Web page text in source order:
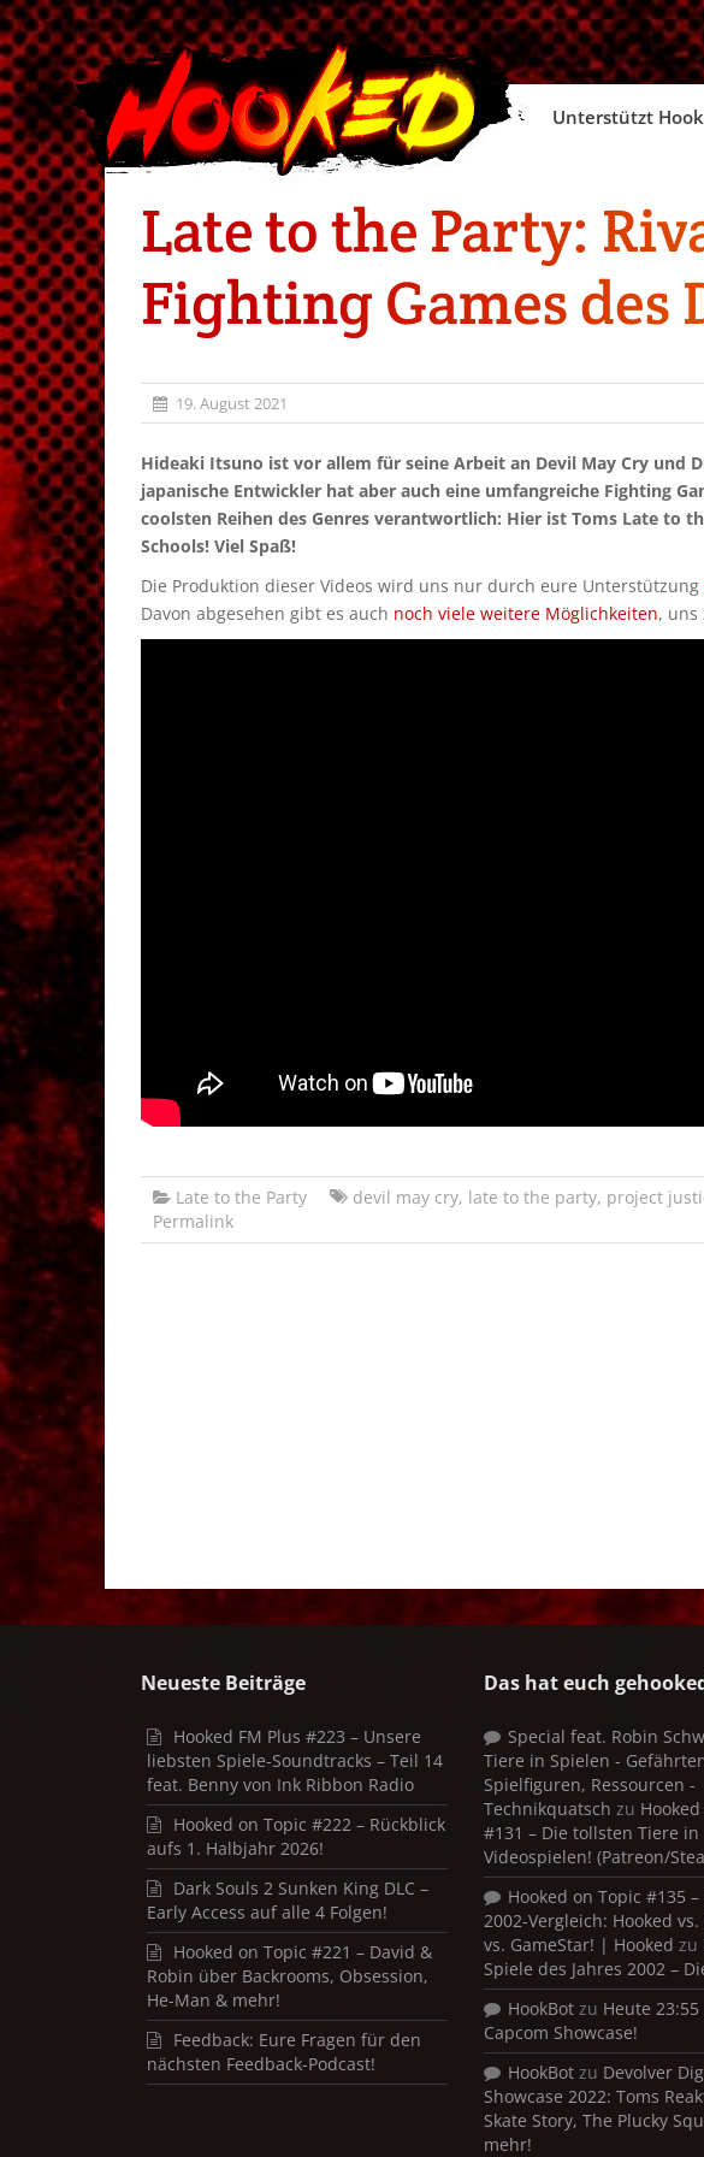
Skip
Unterstützt
Late to the Party:
Fighting Games des
19. August 2021
Hideaki Itsuno ist vor allem für seine Arbeit an Devil May Cry und
japanische Entwickler hat aber auch eine umfangreiche Fighting
coolsten Reihen des Genres verantwortlich: Hier ist Toms Late to
Schools! Viel Spaß!
Die Produktion dieser Videos wird uns nur durch eure Unterstützung
Davon abgesehen gibt es auch noch viele weitere Möglichkeiten, uns
Late to the Party devil may cry, late to the party, project
Permalink
Neueste Beiträge
Hooked FM Plus #223 – Unsere
liebsten Spiele-Soundtracks – Teil 14
feat. Benny von Ink Ribbon Radio
Hooked on Topic #222 – Rückblick
aufs 1. Halbjahr 2026!
Dark Souls 2 Sunken King DLC –
Early Access auf alle 4 Folgen!
Hooked on Topic #221 – David &
Robin über Backrooms, Obsession,
He-Man & mehr!
Feedback: Eure Fragen für den
nächsten Feedback-Podcast!
Das hat euch
Special feat. Robin
Tiere in Spielen -
Spielfiguren, Ressourcen -
Technikquatsch zu
#131 – Die tollsten Tiere in
Videospielen! (Patreon/
Hooked on Topic #135 –
2002-Vergleich: Hooked vs.
vs. GameStar! | Hooked zu
Spiele des Jahres 2002 –
HookBot zu Heute 23:55
Capcom Showcase!
HookBot zu Devolver
Showcase 2022: Toms
Skate Story, The Plucky
mehr!